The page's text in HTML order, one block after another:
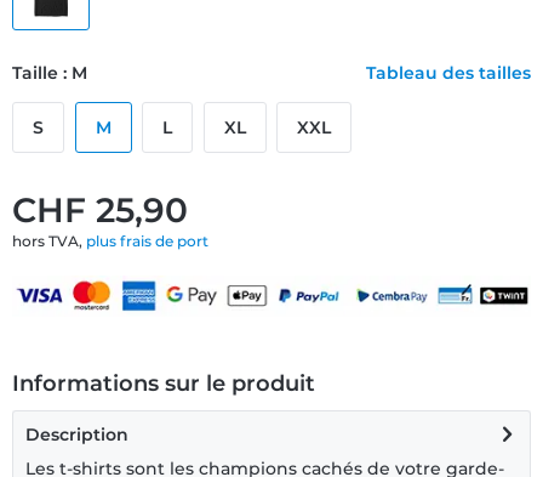
CHF 25,90
hors TVA, plus frais de port
Taille : M Tableau des tailles
S M L XL XXL
Informations sur le produit
Description
Les t-shirts sont les champions cachés de votre garde-